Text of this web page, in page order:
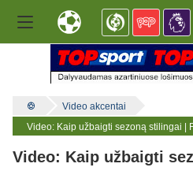
Video akcentai
Video: Kaip užbaigti sezoną stilingai |
Video: Kaip užbaigti